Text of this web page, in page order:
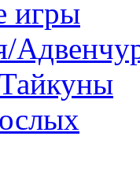
игры